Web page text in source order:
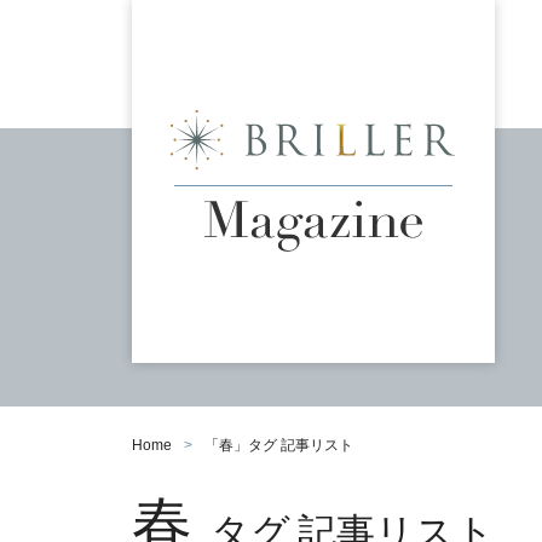
Home 「 春 」タグ 記事リスト